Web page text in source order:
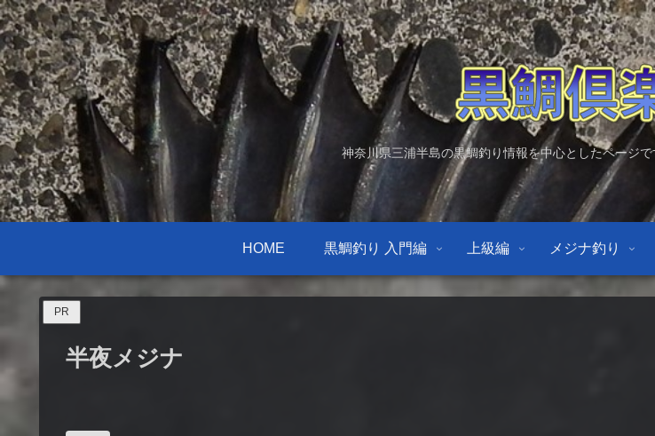
神奈川県三浦半島の黒鯛釣り情報を中心としたページ
HOME 黒鯛釣り 入門編 上級編 メジナ釣り
PR
半夜メジナ